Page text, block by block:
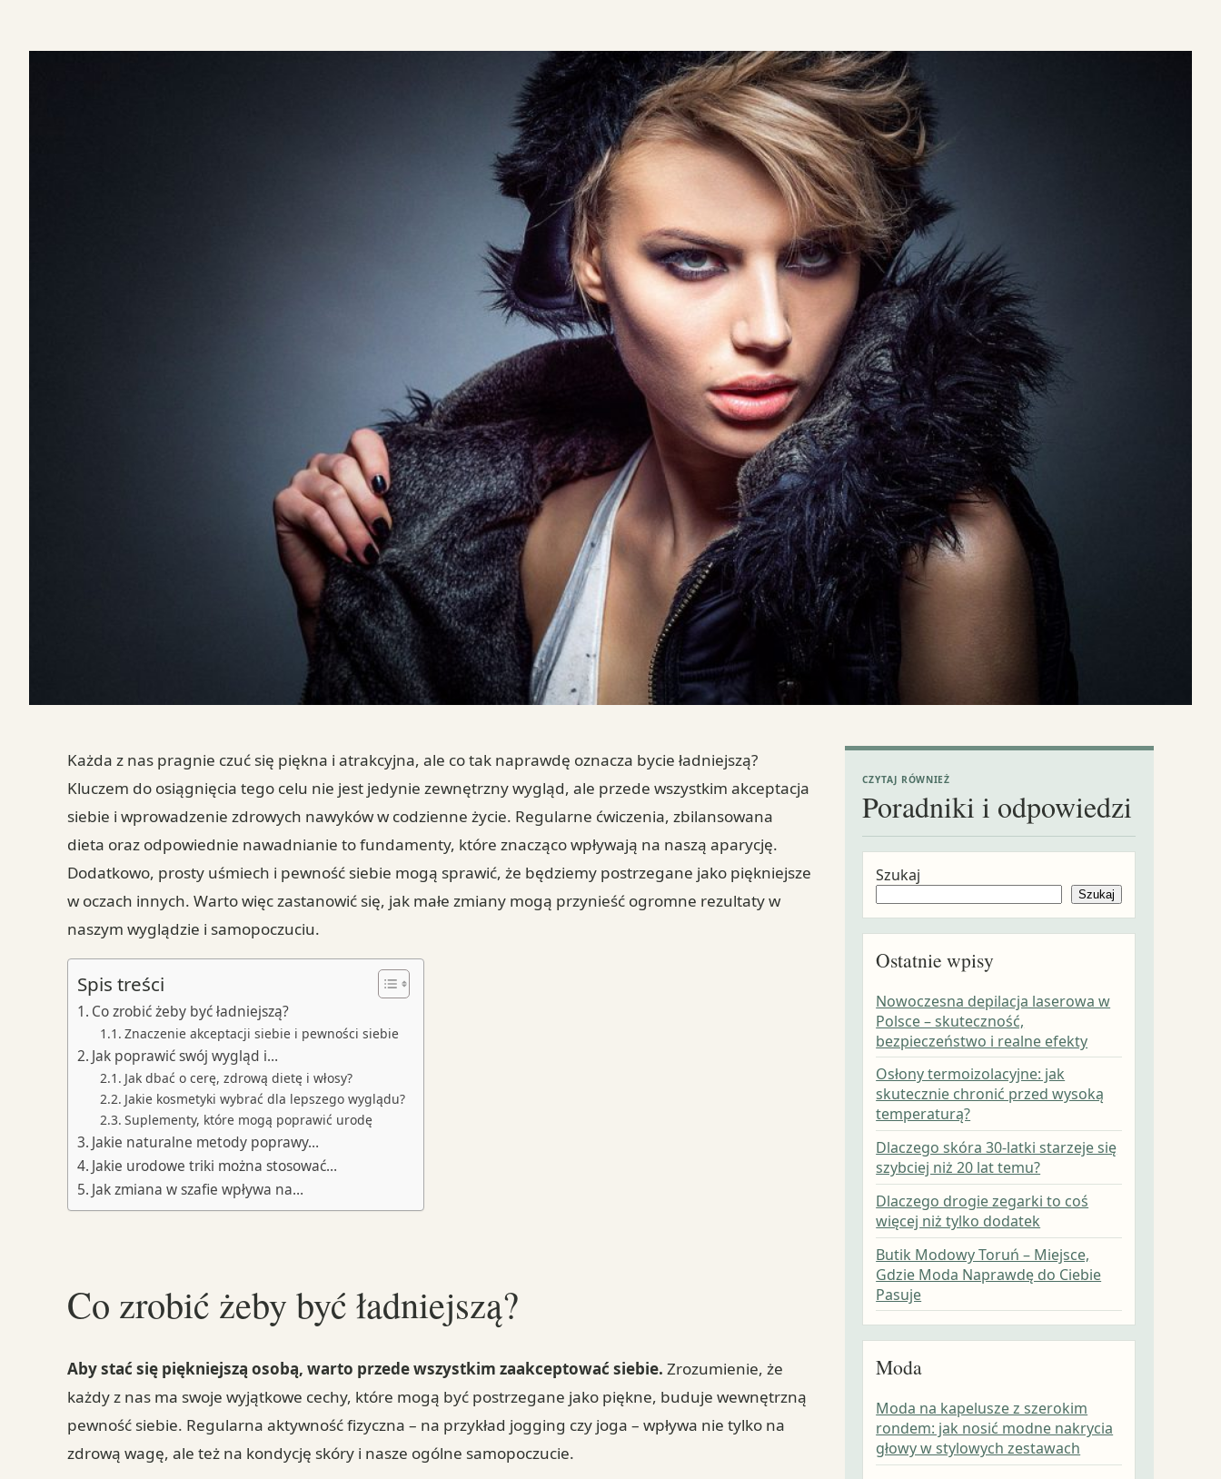
Każda z nas pragnie czuć się piękna i atrakcyjna, ale co tak naprawdę oznacza bycie ładniejszą?
Kluczem do osiągnięcia tego celu nie jest jedynie zewnętrzny wygląd, ale przede wszystkim akceptacja
siebie i wprowadzenie zdrowych nawyków w codzienne życie. Regularne ćwiczenia, zbilansowana
dieta oraz odpowiednie nawadnianie to fundamenty, które znacząco wpływają na naszą aparycję.
Dodatkowo, prosty uśmiech i pewność siebie mogą sprawić, że będziemy postrzegane jako piękniejsze
w oczach innych. Warto więc zastanowić się, jak małe zmiany mogą przynieść ogromne rezultaty w
naszym wyglądzie i samopoczuciu.
Spis treści
Co zrobić żeby być ładniejszą?
Znaczenie akceptacji siebie i pewności siebie
Jak poprawić swój wygląd i…
Jak dbać o cerę, zdrową dietę i włosy?
Jakie kosmetyki wybrać dla lepszego wyglądu?
Suplementy, które mogą poprawić urodę
Jakie naturalne metody poprawy…
Jakie urodowe triki można stosować…
Jak zmiana w szafie wpływa na…
Co zrobić żeby być ładniejszą?
Aby stać się piękniejszą osobą, warto przede wszystkim zaakceptować siebie. Zrozumienie, że
każdy z nas ma swoje wyjątkowe cechy, które mogą być postrzegane jako piękne, buduje wewnętrzną
pewność siebie. Regularna aktywność fizyczna – na przykład jogging czy joga – wpływa nie tylko na
zdrową wagę, ale też na kondycję skóry i nasze ogólne samopoczucie.
CZYTAJ RÓWNIEŻ
Poradniki i odpowiedzi
Szukaj
Szukaj
Ostatnie wpisy
Nowoczesna depilacja laserowa w
Polsce – skuteczność,
bezpieczeństwo i realne efekty
Osłony termoizolacyjne: jak
skutecznie chronić przed wysoką
temperaturą?
Dlaczego skóra 30-latki starzeje się
szybciej niż 20 lat temu?
Dlaczego drogie zegarki to coś
więcej niż tylko dodatek
Butik Modowy Toruń – Miejsce,
Gdzie Moda Naprawdę do Ciebie
Pasuje
Moda
Moda na kapelusze z szerokim
rondem: jak nosić modne nakrycia
głowy w stylowych zestawach